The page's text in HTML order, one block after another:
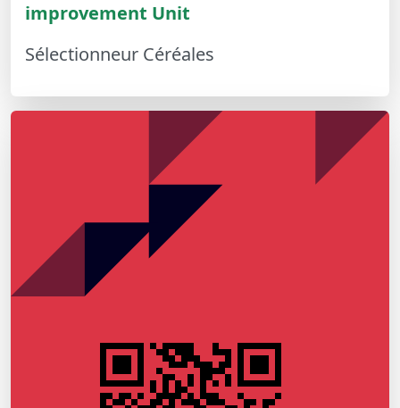
improvement Unit
Sélectionneur Céréales